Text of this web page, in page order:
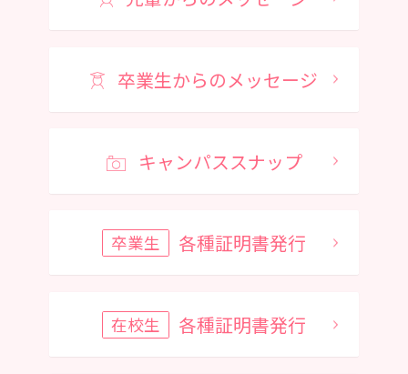
卒業生からのメッセージ
キャンパススナップ
卒業生 各種証明書発行
在校生 各種証明書発行